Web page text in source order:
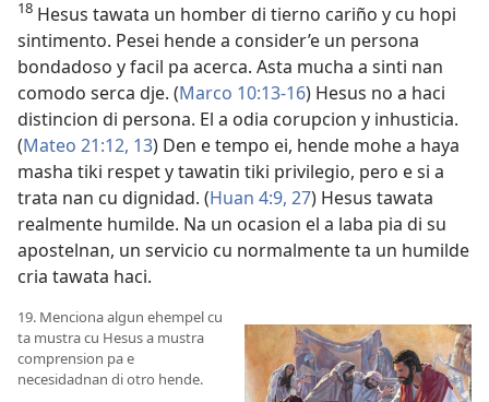
18 Hesus tawata un homber di tierno cariño y cu hopi
sintimento. Pesei hende a consider’e un persona
bondadoso y facil pa acerca. Asta mucha a sinti nan
comodo serca dje. (Marco 10:13-16) Hesus no a haci
distincion di persona. El a odia corupcion y inhusticia.
(Mateo 21:12, 13) Den e tempo ei, hende mohe a haya
masha tiki respet y tawatin tiki privilegio, pero e si a
trata nan cu dignidad. (Huan 4:9, 27) Hesus tawata
realmente humilde. Na un ocasion el a laba pia di su
apostelnan, un servicio cu normalmente ta un humilde
cria tawata haci.
19. Menciona algun ehempel cu
ta mustra cu Hesus a mustra
comprension pa e
necesidadnan di otro hende.